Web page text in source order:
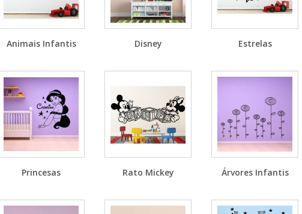
Animais Infantis Disney Estrelas
Princesas Rato Mickey Árvores Infantis